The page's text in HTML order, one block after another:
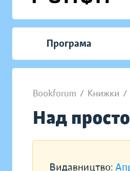
Програма
Bookforum / Книжки /
Над
Видавництво: